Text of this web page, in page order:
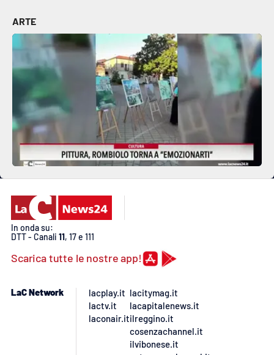
ARTE
In onda su:
DTT - Canali 11, 17 e 111
Scarica tutte le nostre app!
LaC Network
lacplay.it
lactv.it
laconair.it
lacitymag.it
lacapitalenews.it
ilreggino.it
cosenzachannel.it
ilvibonese.it